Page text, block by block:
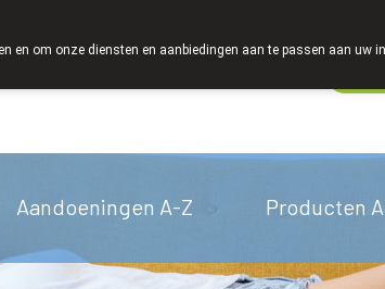
Aandoeningen A-Z Producten
en om onze diensten en aanbiedingen aan te passen aan uw